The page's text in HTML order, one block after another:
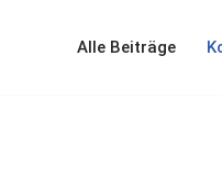
Alle Beiträge